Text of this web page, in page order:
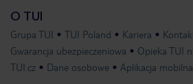
O TUI
Grupa TUI TUI Poland Kariera
Gwarancja ubezpieczeniowa
Opieka TUI
TUI.cz
Dane osobowe Aplikacja